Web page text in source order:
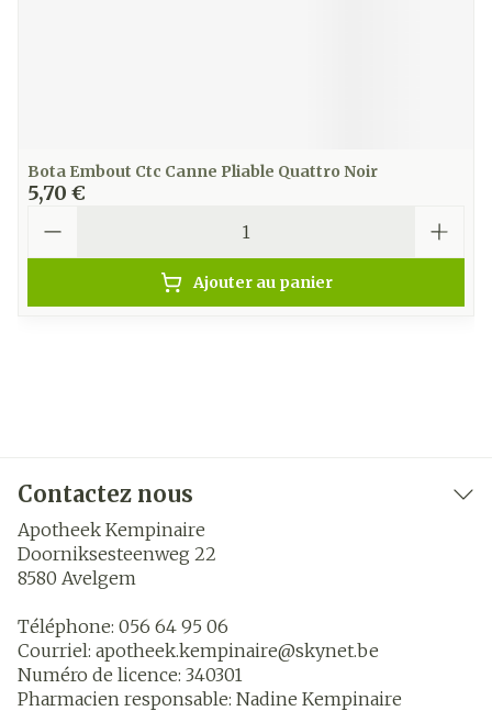
Bota Embout Ctc Canne Pliable Quattro Noir
5,70 €
Ajouter au panier
Contactez nous
Apotheek Kempinaire
Doorniksesteenweg 22
8580 Avelgem
Téléphone: 056 64 95 06
Courriel: apotheek.kempinaire@skynet.be
Numéro de licence: 340301
Pharmacien responsable: Nadine Kempinaire